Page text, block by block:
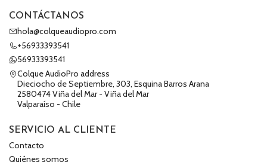
CONTÁCTANOS
hola@colqueaudiopro.com
+56933393541
56933393541
Colque AudioPro address
Dieciocho de Septiembre, 303, Esquina Barros Arana
2580474 Viña del Mar - Viña del Mar
Valparaíso - Chile
SERVICIO AL CLIENTE
Contacto
Quiénes somos